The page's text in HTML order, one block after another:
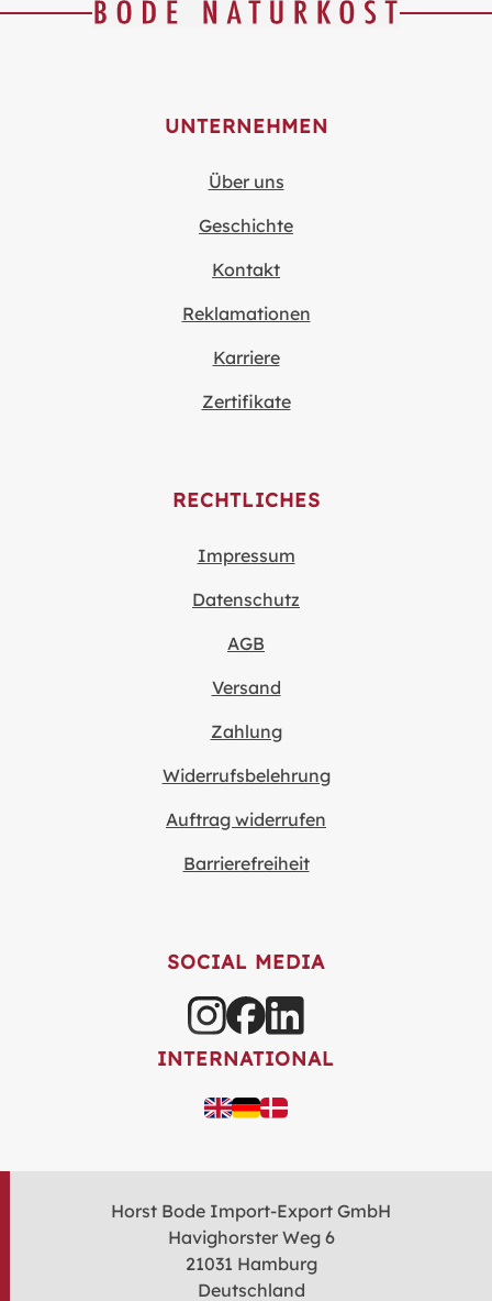
UNTERNEHMEN
Über uns
Geschichte
Kontakt
Reklamationen
Karriere
Zertifikate
RECHTLICHES
Impressum
Datenschutz
AGB
Versand
Zahlung
Widerrufsbelehrung
Auftrag widerrufen
Barrierefreiheit
SOCIAL MEDIA
INTERNATIONAL
Horst Bode Import-Export GmbH
Havighorster Weg 6
21031 Hamburg
Deutschland